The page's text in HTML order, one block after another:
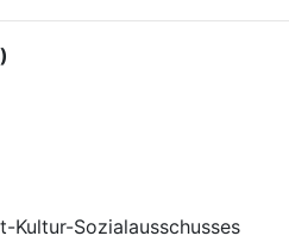
Kultur-Sozialausschusses